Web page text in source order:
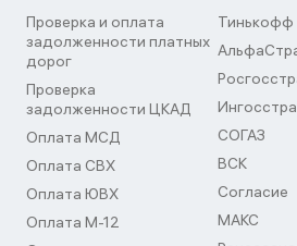
Проверка и оплата
задолженности платных
дорог
Проверка
задолженности ЦКАД
Оплата МСД
Оплата СВХ
Оплата ЮВХ
Оплата М-12
Тинькофф
СОГАЗ
ВСК
Согласие
МАКС